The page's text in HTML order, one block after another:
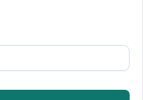
wird
Ab Anfang Juli